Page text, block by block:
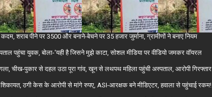
शराब पीने पर 3500 और बनाने-बेचने पर 35 हजार जुर्माना, ग्रामीणों ने बनाए नियम
पहुंचा युवक, बोला-‘यही है जिसने मुझे काटा, सोशल मीडिया पर वीडियो जमकर वॉयरल
चीख-पुकार से दहल उठा पूरा गांव, खून से लथपथ महिला पहुंची अस्पताल, आरोपी गिरफ्तार
ठगी केस के आरोपी से मांगे रुपए, ASI-आरक्षक बने मीडिएटर, हवाला से पहुंचाई रकम!